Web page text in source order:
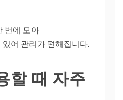
번에 모아
어 관리가 편해집니다.
할 때 자주